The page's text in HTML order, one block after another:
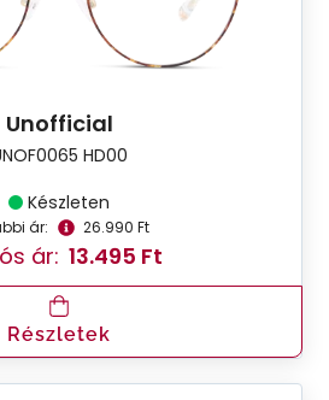
Unofficial
HD00
Készleten
ár: 26.990 Ft
ár: 13.495 Ft
Részletek